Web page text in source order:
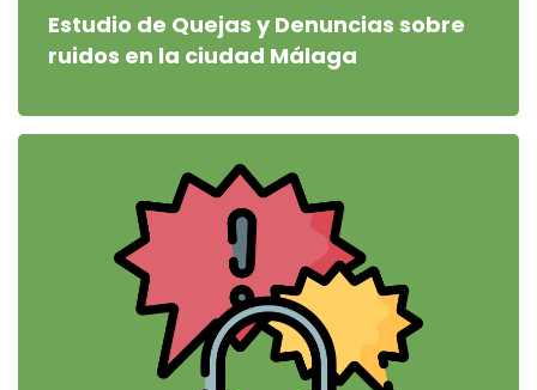
Estudio de Quejas y Denuncias sobre
ruidos en la ciudad Málaga